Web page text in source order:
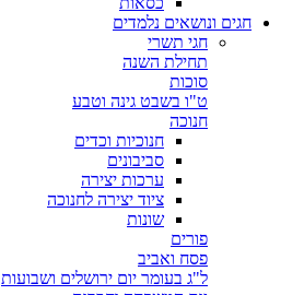
חגים ונושאים נלמדים
חגי תשרי
תחילת השנה
סוכות
ט"ו בשבט גינה וטבע
חנוכה
חנוכיות וכדים
סביבונים
ערכות יצירה
ציוד יצירה לחנוכה
שונות
פורים
פסח ואביב
ל"ג בעומר יום ירושלים ושבועות